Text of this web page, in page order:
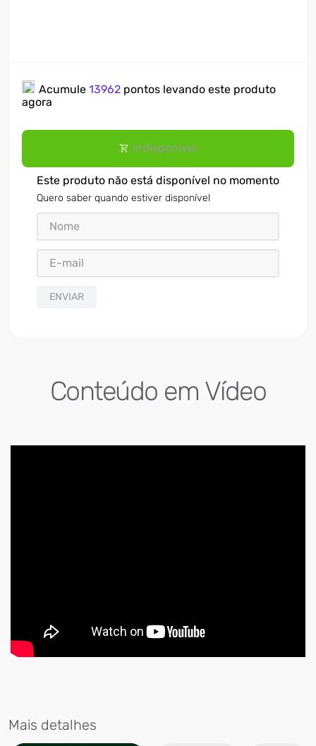
Acumule 13962 pontos levando este produto
agora
Indisponível
Este produto não está disponível no momento
Quero saber quando estiver disponível
ENVIAR
Conteúdo em Vídeo
Mais detalhes